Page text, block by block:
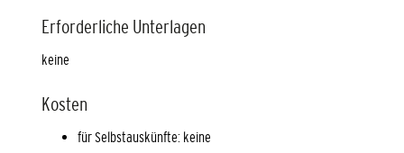
Erforderliche Unterlagen
keine
Kosten
für Selbstauskünfte: keine